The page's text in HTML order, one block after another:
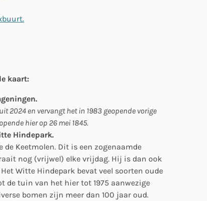
kaart:
2024 en vervangt het in 1983 geopende vorige
hier op 26 mei 1845.
Hindepark.
de Keetmolen. Dit is een zogenaamde
nog (vrijwel) elke vrijdag. Hij is dan ook
Witte Hindepark bevat veel soorten oude
de tuin van het hier tot 1975 aanwezige
bomen zijn meer dan 100 jaar oud.